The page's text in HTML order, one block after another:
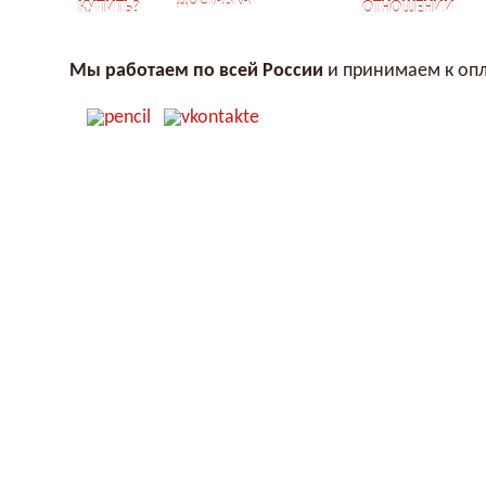
КУПИТЬ?
ОТНОШЕНИЙ
Мы работаем по всей России и принимаем к